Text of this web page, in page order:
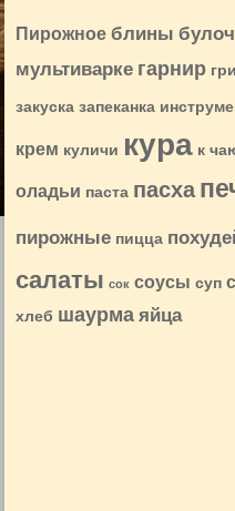
Пирожное блины
мультиварке гарнир
закуска запеканка
крем куличи кура к
оладьи паста пасха
пирожные пицца
салаты сок соусы суп
хлеб шаурма яйца